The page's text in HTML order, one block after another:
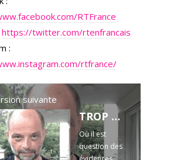
RTFrance
https://twitter.com/rtenfrancais
:
rtfrance/
suivante
TROP VRAI POUR ÊTRE VRAI. 18.6.2021 — Le briefing avec Slobodan Despot
Où il est
question des